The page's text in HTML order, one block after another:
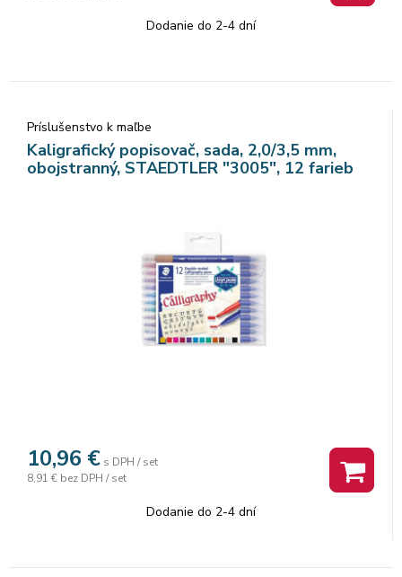
Dodanie do 2-4 dní
Príslušenstvo k maľbe
Kaligrafický popisovač, sada, 2,0/3,5 mm,
obojstranný, STAEDTLER "3005", 12 farieb
10,96 € s DPH / set
8,91 € bez DPH / set
Dodanie do 2-4 dní